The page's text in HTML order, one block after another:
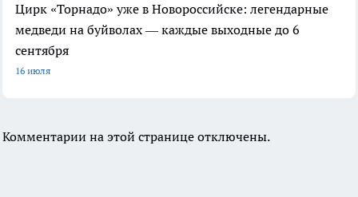
Цирк «Торнадо» уже в Новороссийске: легендарные
медведи на буйволах — каждые выходные до 6
сентября
16 июля
Комментарии на этой странице отключены.